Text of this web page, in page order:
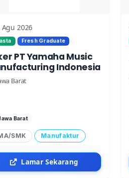
Agu 2026
Fresh Graduate
PT Yamaha Music
Indonesia
Barat
Barat
SMK Manufaktur
Lamar Sekarang